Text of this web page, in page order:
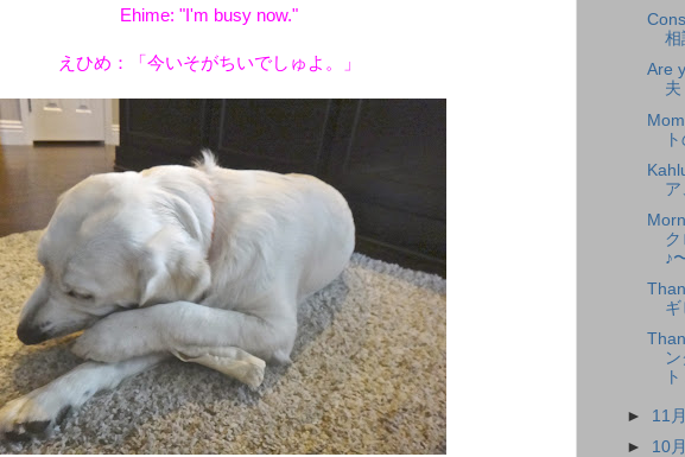
Ehime: "I'm busy now."
えひめ：「今いそがちいでしゅよ。」
相
Are
夫
♪
► 11月
► 10月